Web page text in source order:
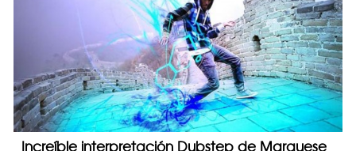
Increíble interpretación Dubstep de Marquese